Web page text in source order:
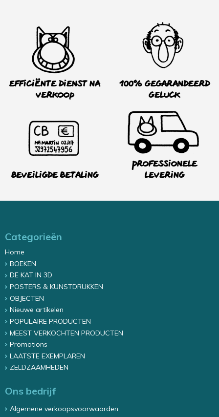
Efficiënte dienst na
verkoop
100% Gegarandeerd
Geluck
Beveiligde betaling
Professionele
levering
Categorieën
Home
BOEKEN
DE KAT IN 3D
POSTERS & KUNSTDRUKKEN
OBJECTEN
Nieuwe artikelen
POPULAIRE PRODUCTEN
MEEST VERKOCHTEN PRODUCTEN
Promotions
LAATSTE EXEMPLAREN
ZELDZAAMHEDEN
Ons bedrijf
Algemene verkoopsvoorwaarden